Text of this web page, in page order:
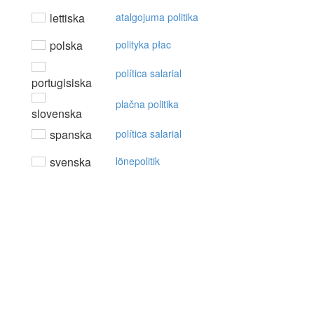
lettiska atalgojuma politika
polska polityka płac
portugisiska
política salarial
slovenska
plačna politika
spanska política salarial
svenska lönepolitik